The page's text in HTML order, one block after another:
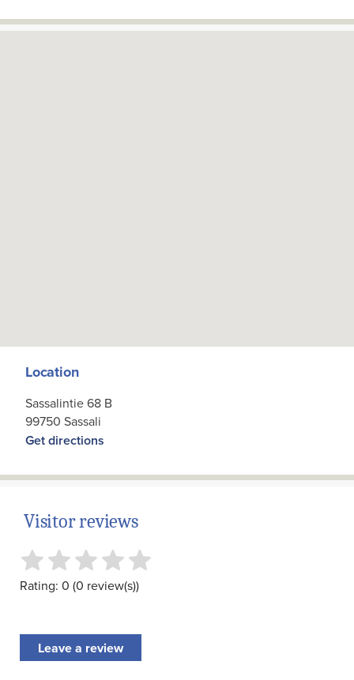
Location
Sassalintie 68 B
99750 Sassali
Get directions
Visitor reviews
Rating: 0 (0 review(s))
Leave a review